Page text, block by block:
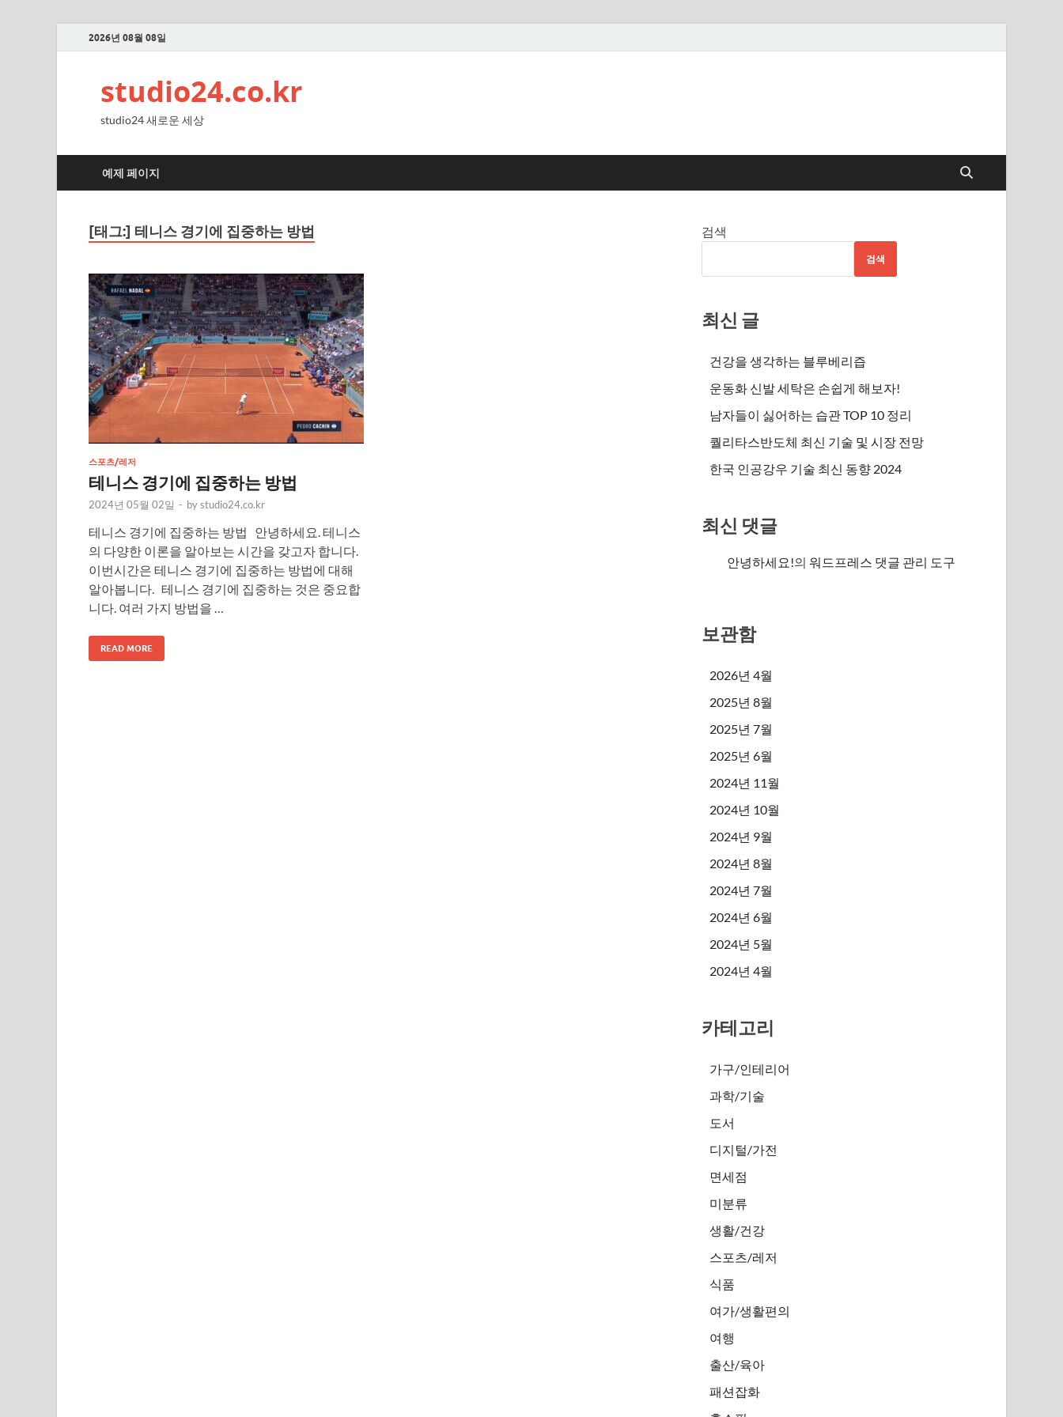
2026년 08월 08일
studio24.co.kr
studio24 새로운 세상
예제 페이지
[태그:] 테니스 경기에 집중하는 방법
스포츠/레저
테니스 경기에 집중하는 방법
2024년 05월 02일 - bystudio24.co.kr
테니스 경기에 집중하는 방법 안녕하세요. 테니스
의 다양한 이론을 알아보는 시간을 갖고자 합니다.
이번시간은 테니스 경기에 집중하는 방법에 대해
알아봅니다. 테니스 경기에 집중하는 것은 중요합
니다. 여러 가지 방법을 …
READ MORE
검색
검색
최신 글
건강을 생각하는 블루베리즙
운동화 신발 세탁은 손쉽게 해보자!
남자들이 싫어하는 습관 TOP 10 정리
퀄리타스반도체 최신 기술 및 시장 전망
한국 인공강우 기술 최신 동향 2024
최신 댓글
안녕하세요!의워드프레스 댓글 관리 도구
보관함
2026년 4월
2025년 8월
2025년 7월
2025년 6월
2024년 11월
2024년 10월
2024년 9월
2024년 8월
2024년 7월
2024년 6월
2024년 5월
2024년 4월
카테고리
가구/인테리어
과학/기술
도서
디지털/가전
면세점
미분류
생활/건강
스포츠/레저
식품
여가/생활편의
여행
출산/육아
패션잡화